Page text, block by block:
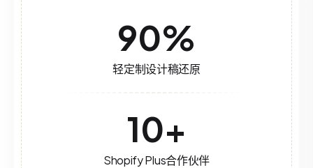
90%
轻定制设计稿还原
10+
Shopify Plus合作伙伴